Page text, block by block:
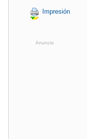
Impresión
Anuncio